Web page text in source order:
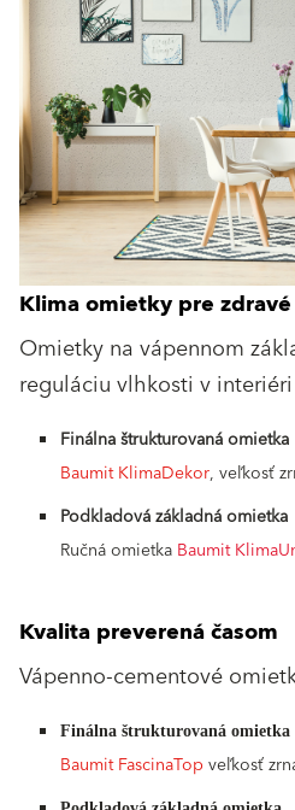
Klima omietky pre
Omietky na vápennom
reguláciu vlhkosti v
Finálna štrukturovaná omietka
Baumit KlimaDekor, veľkosť
Podkladová základná omietka
Ručná omietka Baumit
Kvalita preverená časom
Vápenno-cementové
Finálna štrukturovaná omietka
Baumit FascinaTop veľkosť